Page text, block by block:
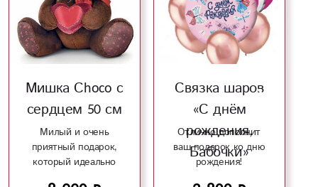
Мишка Сhoco с
сердцем 50 см
Милый и очень
приятный подарок,
который идеально
Связка шаров
«С днём
рождения,
Бабочки»
Отлично дополнит
ваш подарок ко дню
рождения!